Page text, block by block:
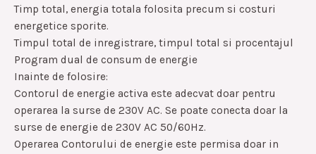
Timp total, energia totala folosita precum si costuri
energetice sporite.
Timpul total de inregistrare, timpul total si procentajul
Program dual de consum de energie
Inainte de folosire:
Contorul de energie activa este adecvat doar pentru
operarea la surse de 230V AC. Se poate conecta doar la
surse de energie de 230V AC 50/60Hz.
Operarea Contorului de energie este permisa doar in